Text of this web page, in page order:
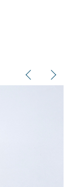
Previous
Next